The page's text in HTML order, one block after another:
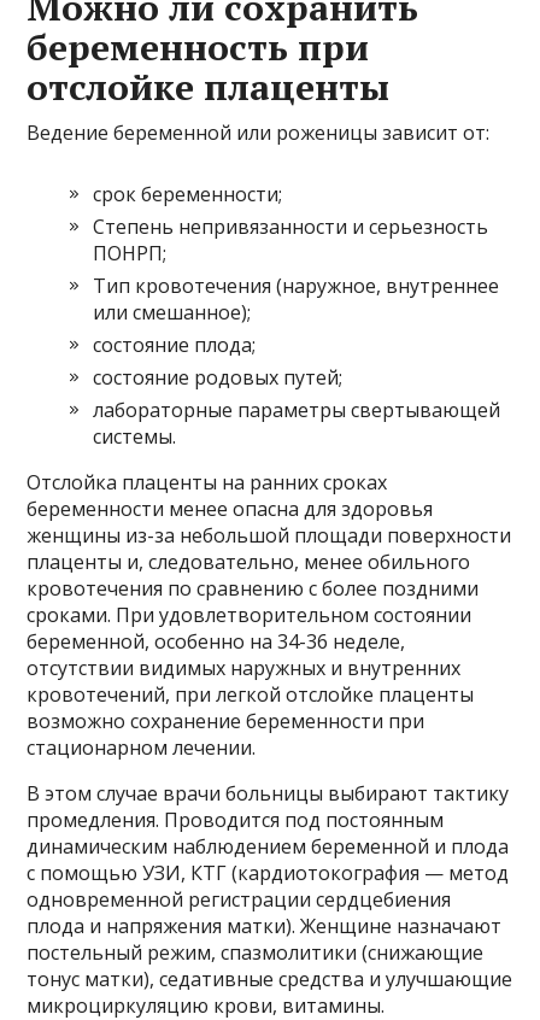
беременность при
отслойке плаценты
Ведение беременной или роженицы зависит от:
срок беременности;
Степень непривязанности и серьезность
ПОНРП;
Тип кровотечения (наружное, внутреннее
или смешанное);
состояние плода;
состояние родовых путей;
лабораторные параметры свертывающей
системы.
Отслойка плаценты на ранних сроках
беременности менее опасна для здоровья
женщины из-за небольшой площади поверхности
плаценты и, следовательно, менее обильного
кровотечения по сравнению с более поздними
сроками. При удовлетворительном состоянии
беременной, особенно на 34-36 неделе,
отсутствии видимых наружных и внутренних
кровотечений, при легкой отслойке плаценты
возможно сохранение беременности при
стационарном лечении.
В этом случае врачи больницы выбирают тактику
промедления. Проводится под постоянным
динамическим наблюдением беременной и плода
с помощью УЗИ, КТГ (кардиотокография — метод
одновременной регистрации сердцебиения
плода и напряжения матки). Женщине назначают
постельный режим, спазмолитики (снижающие
тонус матки), седативные средства и улучшающие
микроциркуляцию крови, витамины.